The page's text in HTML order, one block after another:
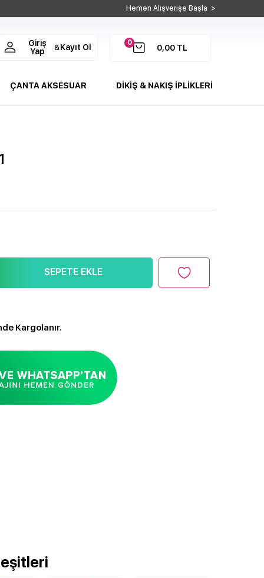
Hemen Alışverişe Başla >
0
0,00 TL
Giriş
Yap
& Kayıt Ol
ÇANTA AKSESUAR DİKİŞ & NAKIŞ İPLİKLERİ
SEPETE EKLE
Kargolanır.